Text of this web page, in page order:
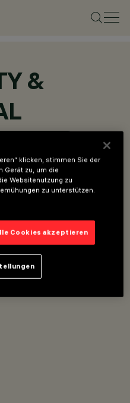
&
klicken, stimmen Sie der
Gerät zu, um die
Websitenutzung zu
zu unterstützen.
Cookies akzeptieren